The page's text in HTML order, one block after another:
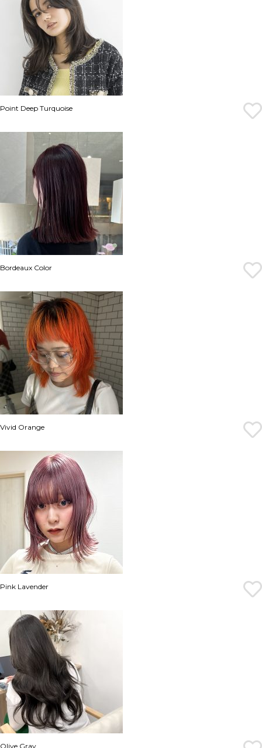
Point Deep Turquoise
Bordeaux Color
Vivid Orange
Pink Lavender
Olive Gray